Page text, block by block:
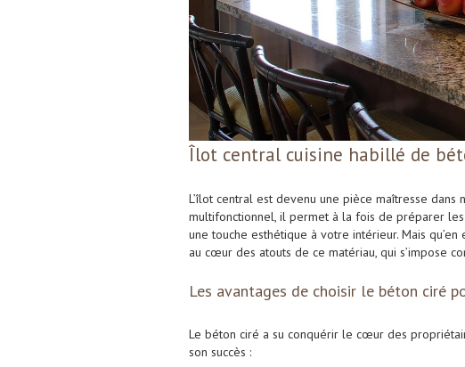
Îlot central cuisine habillé de
L’îlot central est devenu une pièce maîtresse dans
multifonctionnel, il permet à la fois de préparer
une touche esthétique à votre intérieur. Mais
au cœur des atouts de ce matériau, qui s’impose
Les avantages de choisir le béton ciré
Le béton ciré a su conquérir le cœur des
son succès :